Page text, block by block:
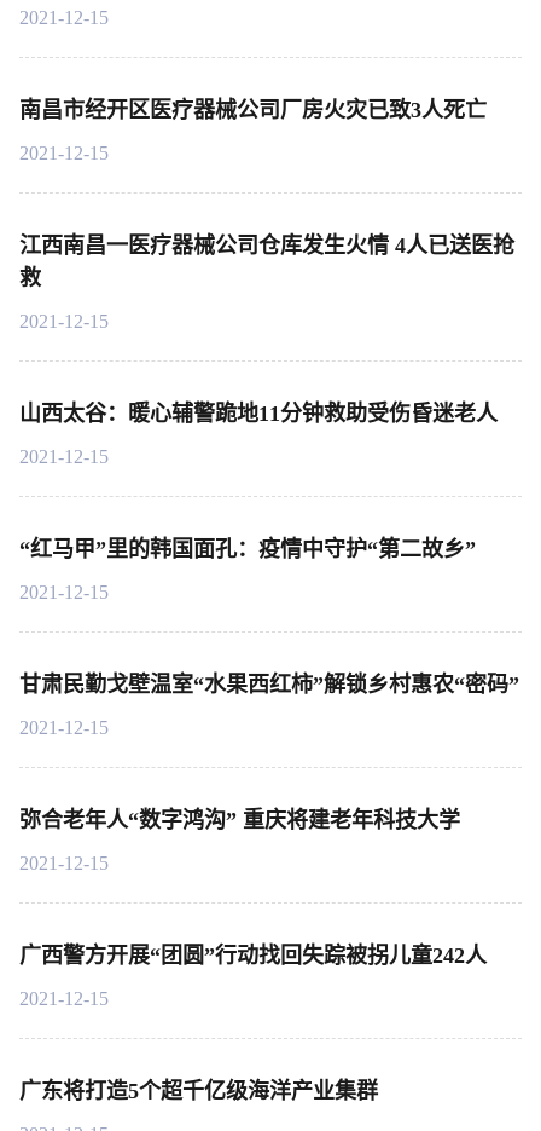
2021-12-15
南昌市经开区医疗器械公司厂房火灾已致3人死亡
2021-12-15
江西南昌一医疗器械公司仓库发生火情 4人已送医抢
救
2021-12-15
山西太谷：暖心辅警跪地11分钟救助受伤昏迷老人
2021-12-15
“红马甲”里的韩国面孔：疫情中守护“第二故乡”
2021-12-15
甘肃民勤戈壁温室“水果西红柿”解锁乡村惠农“密码”
2021-12-15
弥合老年人“数字鸿沟” 重庆将建老年科技大学
2021-12-15
广西警方开展“团圆”行动找回失踪被拐儿童242人
2021-12-15
广东将打造5个超千亿级海洋产业集群